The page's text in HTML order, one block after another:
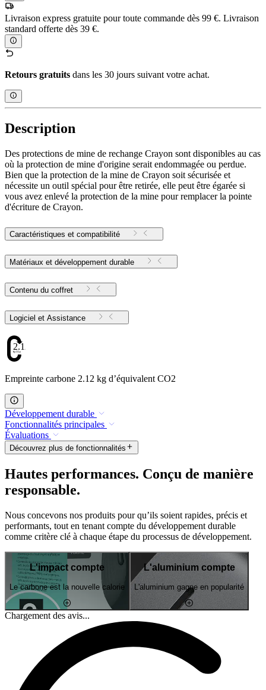
Livraison express gratuite pour toute commande dès 99 €. Livraison
standard offerte dès 39 €.
Retours gratuits dans les 30 jours suivant votre achat.
Description
Des protections de mine de rechange Crayon sont disponibles au cas
où la protection de mine d'origine serait endommagée ou perdue.
Bien que la protection de la mine de Crayon soit sécurisée et
nécessite un outil spécial pour être retirée, elle peut être égarée si
vous avez enlevé la protection de la mine pour remplacer la pointe
d'écriture de Crayon.
Caractéristiques et compatibilité
Matériaux et développement durable
Contenu du coffret
Logiciel et Assistance
2.12
Empreinte carbone 2.12 kg d’équivalent CO2
Développement durable
Fonctionnalités principales
Évaluations
Découvrez plus de fonctionnalités
Hautes performances. Conçu de manière
responsable.
Nous concevons nos produits pour qu’ils soient rapides, précis et
performants, tout en tenant compte du développement durable
comme critère clé à chaque étape du processus de développement.
L'impact compte
Le carbone est la nouvelle calorie
L'aluminium compte
L'aluminium gagne en popularité
Chargement des avis...